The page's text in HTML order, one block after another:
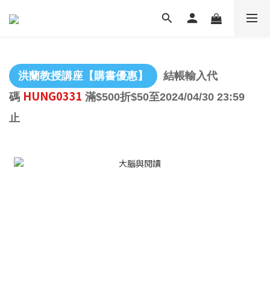
洪蘭教授講座【購書優惠】
結帳輸入代
碼 HUNG0331 滿$500折$50至2024/04/30 23:59
止